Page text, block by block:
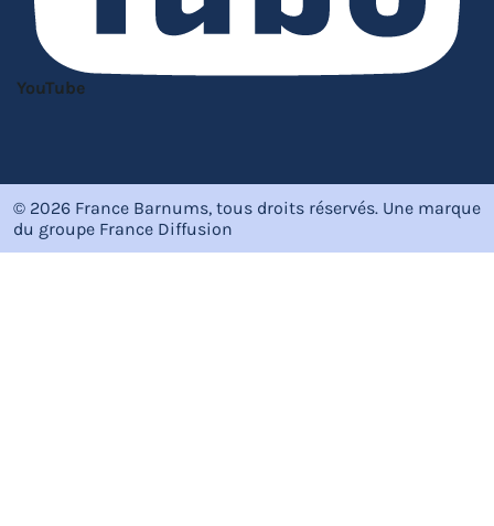
YouTube
© 2026 France Barnums, tous droits réservés. Une marque
du groupe France Diffusion